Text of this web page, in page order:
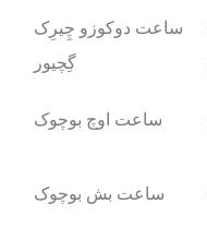
ساعت دوکوزو چِیرِک
گِچیور
ساعت اوچ بوچوک
ساعت بش بوچوک